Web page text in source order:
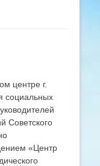
центре г.
социальных
Советского
«Центр